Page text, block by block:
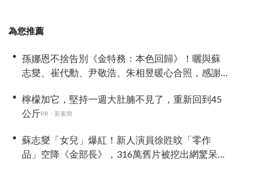
為您推薦
孫娜恩不捨告別《金特務：本色回歸》！曬與蘇
志燮、崔代勳、尹敬浩、朱相昱暖心合照，感謝
檸檬加它，堅持一週大肚腩不見了，重新回到45
公斤PR・新素簡
蘇志燮「女兒」爆紅！新人演員徐貹旼「零作
品」空降《金部長》，316萬舊片被挖出網驚呆：